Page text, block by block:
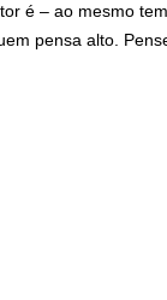
é – ao mesmo
pensa alto.